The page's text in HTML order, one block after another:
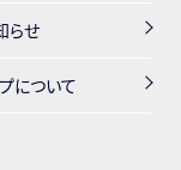
らせ
について